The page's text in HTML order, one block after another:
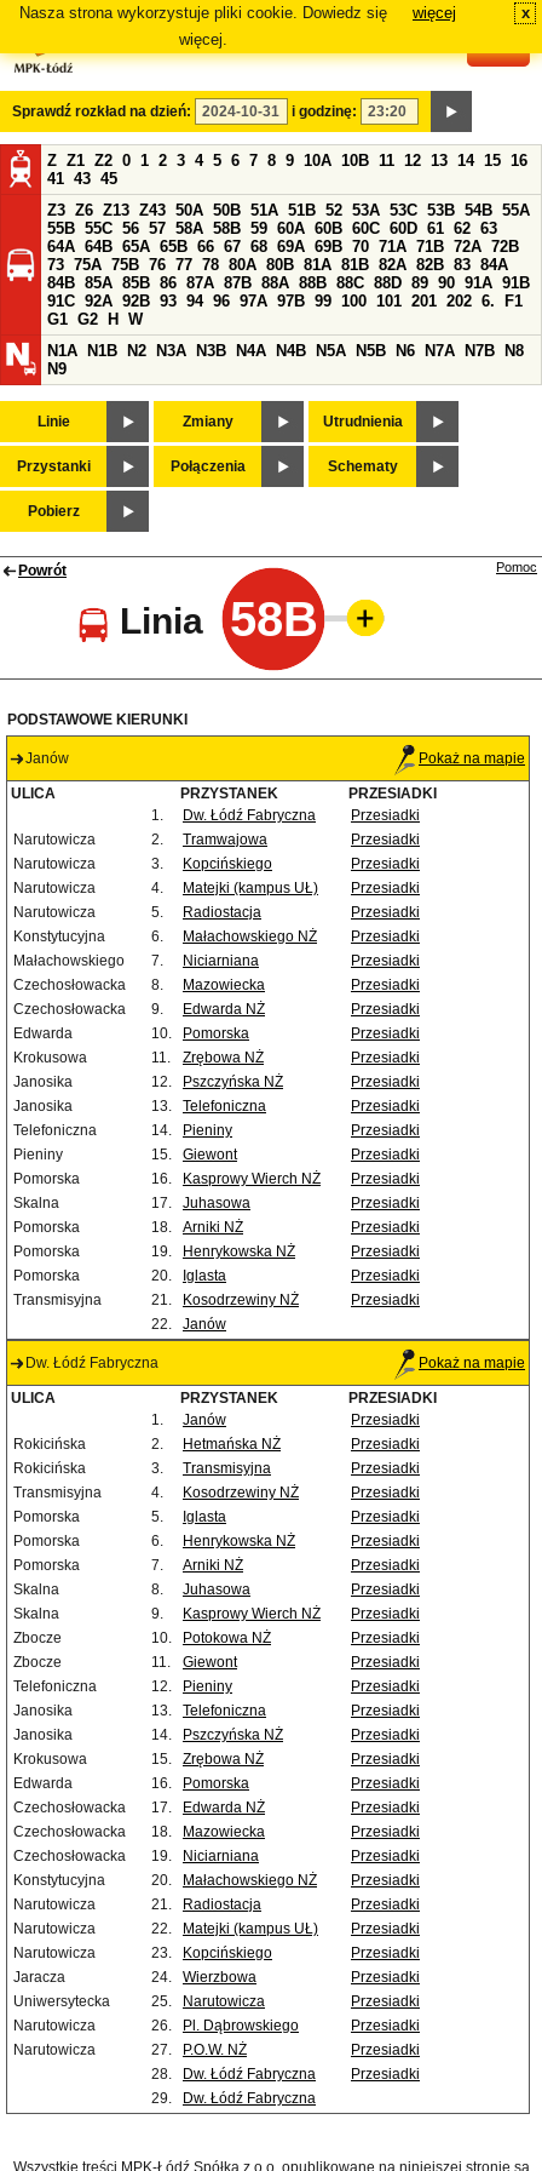
Nasza strona wykorzystuje pliki cookie. Dowiedz się
więcej.
więcej x
Sprawdź rozkład na dzień: i godzinę:
Z Z1 Z2 0 1 2 3 4 5 6 7 8 9 10A 10B 11 12 13 14 15 16
41 43 45
Z3 Z6 Z13 Z43 50A 50B 51A 51B 52 53A 53C 53B 54B 55A
55B 55C 56 57 58A 58B 59 60A 60B 60C 60D 61 62 63
64A 64B 65A 65B 66 67 68 69A 69B 70 71A 71B 72A 72B
73 75A 75B 76 77 78 80A 80B 81A 81B 82A 82B 83 84A
84B 85A 85B 86 87A 87B 88A 88B 88C 88D 89 90 91A 91B
91C 92A 92B 93 94 96 97A 97B 99 100 101 201 202 6.
F1
G1 G2 H
W
N1A
N1B N2 N3A N3B N4A N4B N5A N5B N6 N7A N7B
N8
N9
Linie Zmiany Utrudnienia
Przystanki Połączenia Schematy
Pobierz
Powrót
Linia 58B
Pomoc
PODSTAWOWE KIERUNKI
Janów Pokaż na mapie
ULICA PRZYSTANEK
PRZESIADKI
1.
Dw. Łódź Fabryczna
Przesiadki
Narutowicza
2. Tramwajowa
Przesiadki
Narutowicza
3. Kopcińskiego
Przesiadki
Narutowicza
4. Matejki (kampus UŁ)
Przesiadki
Narutowicza
5. Radiostacja
Przesiadki
Konstytucyjna
6. Małachowskiego NŻ
Przesiadki
Małachowskiego
7. Niciarniana
Przesiadki
Czechosłowacka
8. Mazowiecka
Przesiadki
Czechosłowacka
9. Edwarda NŻ
Przesiadki
Edwarda
10. Pomorska
Przesiadki
Krokusowa
11. Zrębowa NŻ
Przesiadki
Janosika
12. Pszczyńska NŻ
Przesiadki
Janosika
13. Telefoniczna
Przesiadki
Telefoniczna
14. Pieniny
Przesiadki
Pieniny
15. Giewont
Przesiadki
Pomorska
16. Kasprowy Wierch NŻ
Przesiadki
Skalna
17. Juhasowa
Przesiadki
Pomorska
18. Arniki NŻ
Przesiadki
Pomorska
19. Henrykowska NŻ
Przesiadki
Pomorska
20. Iglasta
Przesiadki
Transmisyjna
21. Kosodrzewiny NŻ
Przesiadki
22.
Janów
Dw. Łódź Fabryczna Pokaż na mapie
ULICA PRZYSTANEK
PRZESIADKI
1.
Janów
Przesiadki
Rokicińska
2. Hetmańska NŻ
Przesiadki
Rokicińska
3. Transmisyjna
Przesiadki
Transmisyjna
4. Kosodrzewiny NŻ
Przesiadki
Pomorska
5. Iglasta
Przesiadki
Pomorska
6. Henrykowska NŻ
Przesiadki
Pomorska
7. Arniki NŻ
Przesiadki
Skalna
8. Juhasowa
Przesiadki
Skalna
9. Kasprowy Wierch NŻ
Przesiadki
Zbocze
10. Potokowa NŻ
Przesiadki
Zbocze
11. Giewont
Przesiadki
Telefoniczna
12. Pieniny
Przesiadki
Janosika
13. Telefoniczna
Przesiadki
Janosika
14. Pszczyńska NŻ
Przesiadki
Krokusowa
15. Zrębowa NŻ
Przesiadki
Edwarda
16. Pomorska
Przesiadki
Czechosłowacka
17. Edwarda NŻ
Przesiadki
Czechosłowacka
18. Mazowiecka
Przesiadki
Czechosłowacka
19. Niciarniana
Przesiadki
Konstytucyjna
20. Małachowskiego NŻ
Przesiadki
Narutowicza
21. Radiostacja
Przesiadki
Narutowicza
22. Matejki (kampus UŁ)
Przesiadki
Narutowicza
23. Kopcińskiego
Przesiadki
Jaracza
24. Wierzbowa
Przesiadki
Uniwersytecka
25. Narutowicza
Przesiadki
Narutowicza
26. Pl. Dąbrowskiego
Przesiadki
Narutowicza
27. P.O.W. NŻ
Przesiadki
28.
Dw. Łódź Fabryczna
Przesiadki
29.
Dw. Łódź Fabryczna
Wszystkie treści MPK-Łódź Spółka z o.o. opublikowane na niniejszej stronie są